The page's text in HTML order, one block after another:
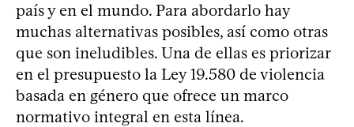
país y en el mundo. Para abordarlo hay
muchas alternativas posibles, así como otras
que son ineludibles. Una de ellas es priorizar
en el presupuesto la Ley 19.580 de violencia
basada en género que ofrece un marco
normativo integral en esta línea.